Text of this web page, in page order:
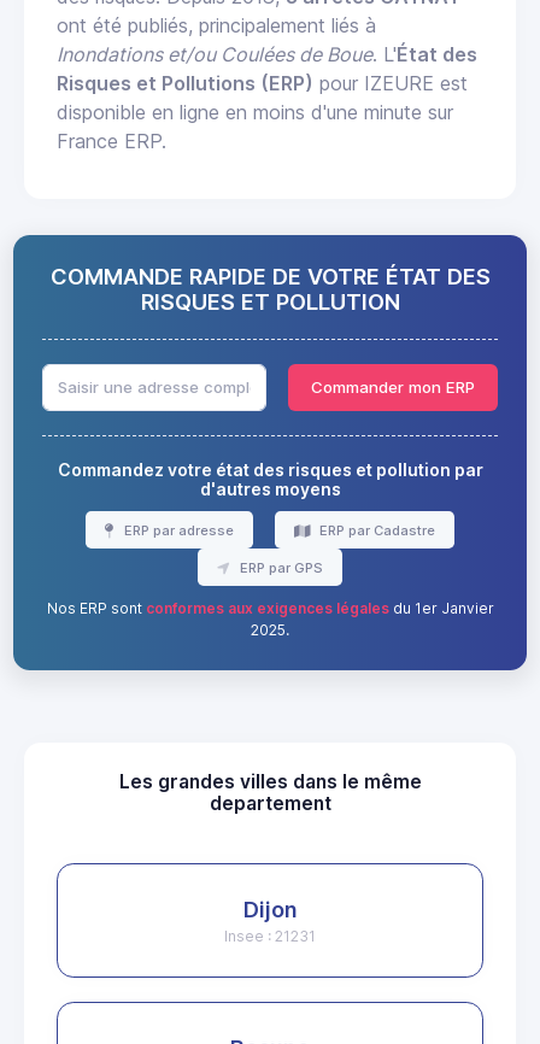
ont été publiés, principalement liés à
Inondations et/ou Coulées de Boue. L'État des
Risques et Pollutions (ERP) pour IZEURE est
disponible en ligne en moins d'une minute sur
France ERP.
COMMANDE RAPIDE DE VOTRE ÉTAT DES
RISQUES ET POLLUTION
Commander mon ERP
Commandez votre état des risques et pollution par
d'autres moyens
ERP par adresse ERP par Cadastre
ERP par GPS
Nos ERP sont conformes aux exigences légalesdu 1er Janvier
2025.
Les grandes villes dans le même
departement
Dijon
Insee : 21231